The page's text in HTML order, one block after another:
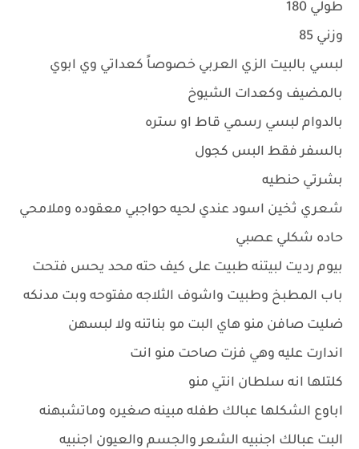
طولي 180
وزني 85
لبسي بالبيت الزي العربي خصوصاً كعداتي وي ابوي
بالمضيف وكعدات الشيوخ
بالدوام لبسي رسمي قاط او ستره
بالسفر فقط البس كجول
بشرتي حنطيه
شعري ثخين اسود عندي لحيه حواجبي معقوده وملامحي
حاده شكلي عصبي
بيوم رديت لبيتنه طبيت على كيف حته محد يحس فتحت
باب المطبخ وطبيت واشوف الثلاجه مفتوحه وبت مدنكه
ضليت صافن منو هاي البت مو بناتنه ولا لبسهن
اندارت عليه وهي فزت صاحت منو انت
كلتلها انه سلطان انتي منو
اباوع الشكلها عبالك طفله مبينه صغيره وماتشبهنه
البت عبالك اجنبيه الشعر والجسم والعيون اجنبيه